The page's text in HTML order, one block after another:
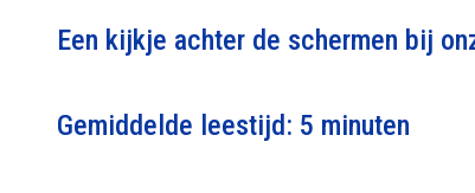
Een kijkje achter de schermen bij
Gemiddelde leestijd: 5 minuten